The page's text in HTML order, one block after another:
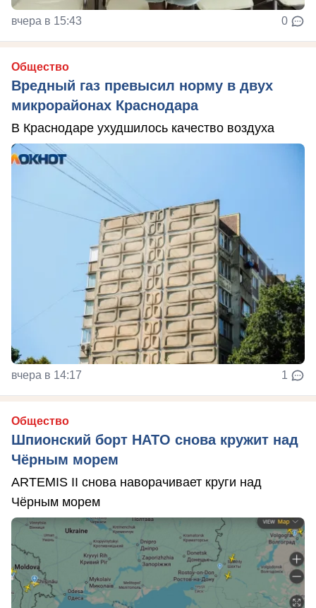
вчера в 15:43 0
Общество
Вредный газ превысил норму в двух
микрорайонах Краснодара
В Краснодаре ухудшилось качество воздуха
вчера в 14:17 1
Общество
Шпионский борт НАТО снова кружит над
Чёрным морем
ARTEMIS II снова наворачивает круги над
Чёрным морем